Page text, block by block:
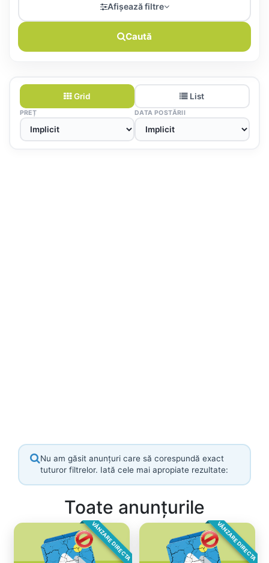
Afișează filtre
Caută
Grid List
PREȚ DATA POSTĂRII
Nu am găsit anunțuri care să corespundă exact
tuturor filtrelor. Iată cele mai apropiate rezultate:
Toate anunțurile
VÂNZARE DIRECTA VÂNZARE DIRECTA